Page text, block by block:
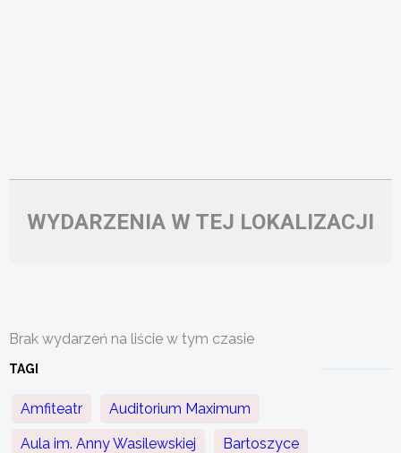
WYDARZENIA W TEJ LOKALIZACJI
Brak wydarzeń na liście w tym czasie
TAGI
Amfiteatr Auditorium Maximum
Aula im. Anny Wasilewskiej Bartoszyce